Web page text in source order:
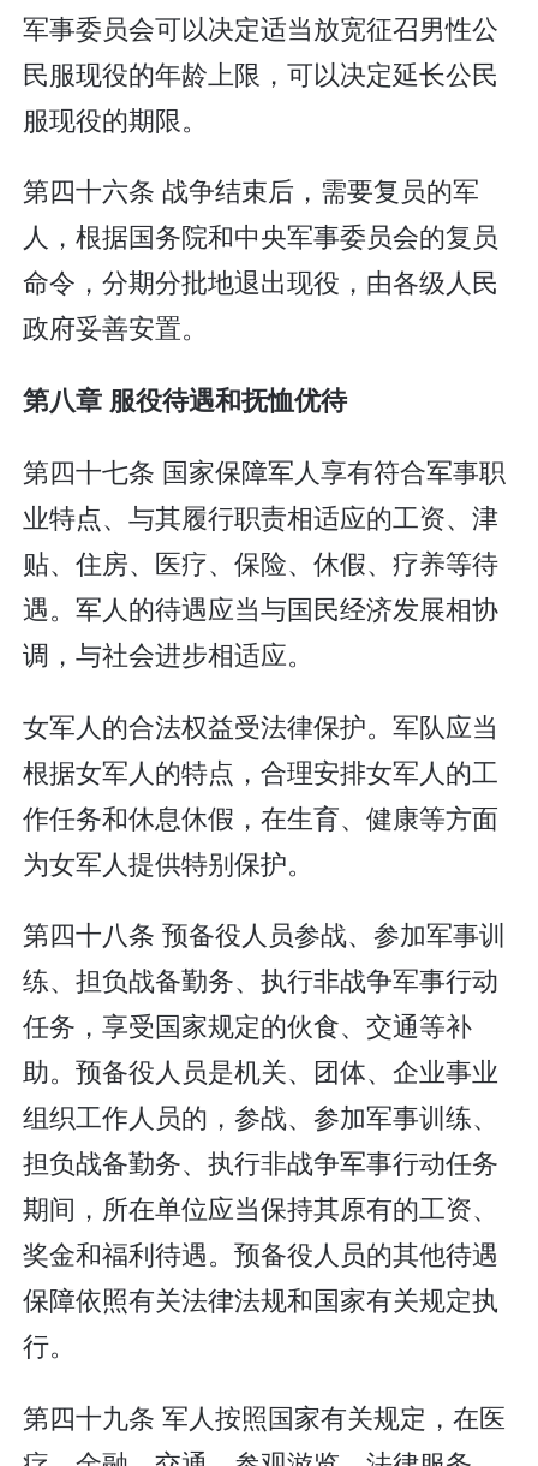
军事委员会可以决定适当放宽征召男性公
民服现役的年龄上限，可以决定延长公民
服现役的期限。
第四十六条 战争结束后，需要复员的军
人，根据国务院和中央军事委员会的复员
命令，分期分批地退出现役，由各级人民
政府妥善安置。
第八章 服役待遇和抚恤优待
第四十七条 国家保障军人享有符合军事职
业特点、与其履行职责相适应的工资、津
贴、住房、医疗、保险、休假、疗养等待
遇。军人的待遇应当与国民经济发展相协
调，与社会进步相适应。
女军人的合法权益受法律保护。军队应当
根据女军人的特点，合理安排女军人的工
作任务和休息休假，在生育、健康等方面
为女军人提供特别保护。
第四十八条 预备役人员参战、参加军事训
练、担负战备勤务、执行非战争军事行动
任务，享受国家规定的伙食、交通等补
助。预备役人员是机关、团体、企业事业
组织工作人员的，参战、参加军事训练、
担负战备勤务、执行非战争军事行动任务
期间，所在单位应当保持其原有的工资、
奖金和福利待遇。预备役人员的其他待遇
保障依照有关法律法规和国家有关规定执
行。
第四十九条 军人按照国家有关规定，在医